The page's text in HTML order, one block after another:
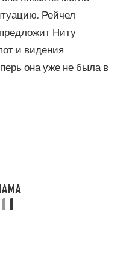
Рейчел
Ниту
и видения
она уже не была в